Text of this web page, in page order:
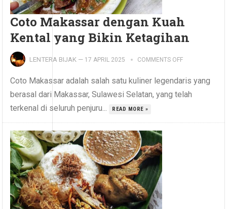
Coto Makassar dengan Kuah
Kental yang Bikin Ketagihan
LENTERA BIJAK — 17 APRIL 2025 COMMENTS OFF
Coto Makassar adalah salah satu kuliner legendaris yang
berasal dari Makassar, Sulawesi Selatan, yang telah
terkenal di seluruh penjuru...
READ MORE »